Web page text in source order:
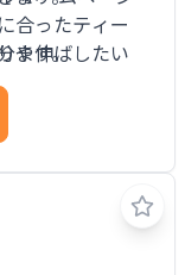
合ったティー
や伸ばしたい
ます。